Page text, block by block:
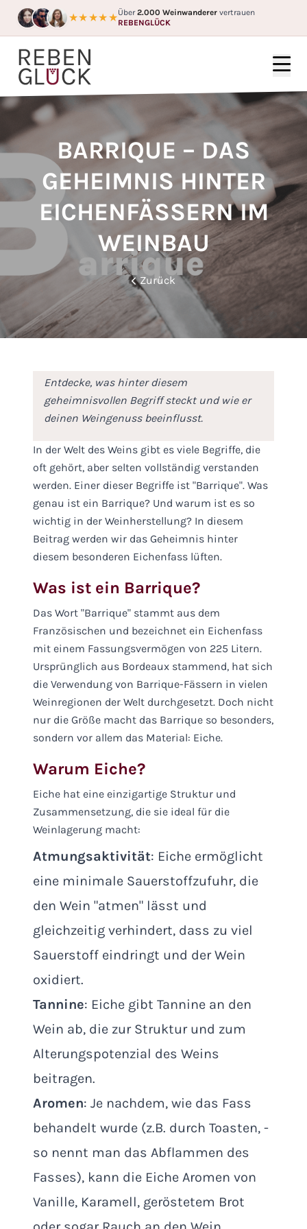
★★★★★Über2.000 Weinwanderer vertrauen
REBENGLÜCK
HOME
WEINGÜTER
FÜR WEN?
FAQ
GUTSCHEIN
BLOG
ÜBER UNS
WEINWANDERUNG BUCHEN
BARRIQUE – DAS
GEHEIMNIS HINTER
EICHENFÄSSERN IM
WEINBAU
Zurück
Entdecke, was hinter diesem
geheimnisvollen Begriff steckt und wie er
deinen Weingenuss beeinflusst.
In der Welt des Weins gibt es viele Begriffe, die
oft gehört, aber selten vollständig verstanden
werden. Einer dieser Begriffe ist "Barrique". Was
genau ist ein Barrique? Und warum ist es so
wichtig in der Weinherstellung? In diesem
Beitrag werden wir das Geheimnis hinter
diesem besonderen Eichenfass lüften.
Was ist ein Barrique?
Das Wort "Barrique" stammt aus dem
Französischen und bezeichnet ein Eichenfass
mit einem Fassungsvermögen von 225 Litern.
Ursprünglich aus Bordeaux stammend, hat sich
die Verwendung von Barrique-Fässern in vielen
Weinregionen der Welt durchgesetzt. Doch nicht
nur die Größe macht das Barrique so besonders,
sondern vor allem das Material: Eiche.
Warum Eiche?
Eiche hat eine einzigartige Struktur und
Zusammensetzung, die sie ideal für die
Weinlagerung macht:
Atmungsaktivität: Eiche ermöglicht
eine minimale Sauerstoffzufuhr, die
den Wein "atmen" lässt und
gleichzeitig verhindert, dass zu viel
Sauerstoff eindringt und der Wein
oxidiert.
Tannine: Eiche gibt Tannine an den
Wein ab, die zur Struktur und zum
Alterungspotenzial des Weins
beitragen.
Aromen: Je nachdem, wie das Fass
behandelt wurde (z.B. durch Toasten, -
so nennt man das Abflammen des
Fasses), kann die Eiche Aromen von
Vanille, Karamell, geröstetem Brot